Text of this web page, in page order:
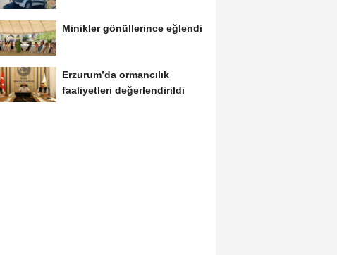
Minikler gönüllerince eğlendi
Erzurum’da ormancılık
faaliyetleri değerlendirildi